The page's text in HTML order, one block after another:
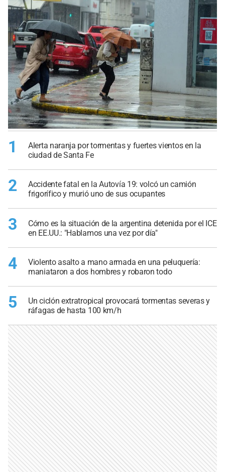
1
Alerta naranja por tormentas y fuertes vientos en la
ciudad de Santa Fe
2
Accidente fatal en la Autovía 19: volcó un camión
frigorífico y murió uno de sus ocupantes
3
Cómo es la situación de la argentina detenida por el ICE
en EE.UU.: "Hablamos una vez por día"
4
Violento asalto a mano armada en una peluquería:
maniataron a dos hombres y robaron todo
5
Un ciclón extratropical provocará tormentas severas y
ráfagas de hasta 100 km/h